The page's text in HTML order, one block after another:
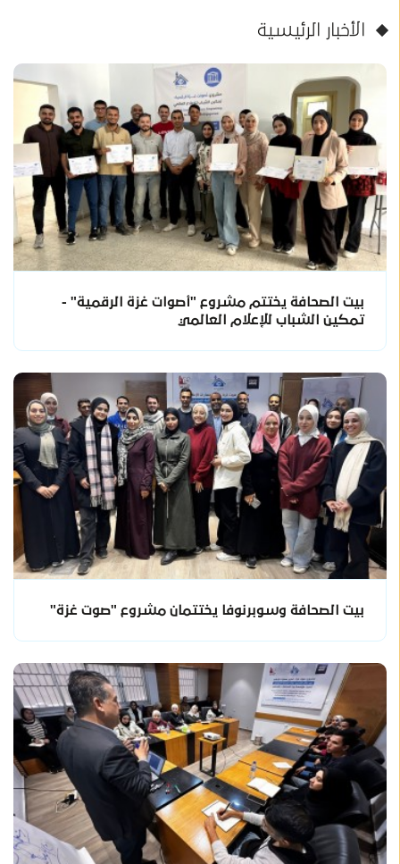
الأخبار الرئيسية
بيت الصحافة يختتم مشروع "أصوات غزة الرقمية" -
تمكين الشباب للإعلام العالمي
بيت الصحافة وسوبرنوفا يختتمان مشروع "صوت غزة"